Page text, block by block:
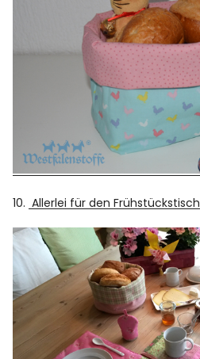
10. Allerlei für den Frühstückstisch